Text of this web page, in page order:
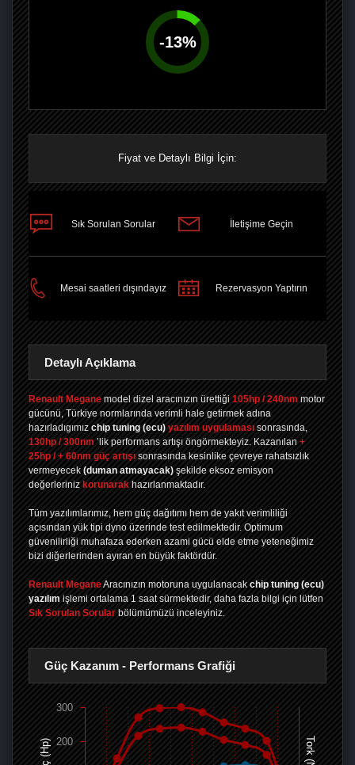
-13%
Fiyat ve Detaylı Bilgi İçin:
Sık Sorulan Sorular İletişime Geçin
Mesai saatleri dışındayız Rezervasyon Yaptırın
Detaylı Açıklama
Renault Megane model dizel aracınızın ürettiği 105hp / 240nm motor
gücünü, Türkiye normlarında verimli hale getirmek adına
hazırladıgımız chip tuning (ecu) yazılım uygulaması sonrasında,
130hp / 300nm ’lik performans artışı öngörmekteyiz. Kazanılan +
25hp / + 60nm güç artışı sonrasında kesinlike çevreye rahatsızlık
vermeyecek (duman atmayacak) şekilde eksoz emisyon
değerleriniz korunarak hazırlanmaktadır.
Tüm yazılımlarımız, hem güç dağıtımı hem de yakıt verimliliği
açısından yük tipi dyno üzerinde test edilmektedir. Optimum
güvenilirliği muhafaza ederken azami gücü elde etme yeteneğimiz
bizi diğerlerinden ayıran en büyük faktördür.
Renault MeganeAracınızın motoruna uygulanacak chip tuning (ecu)
yazılım işlemi ortalama 1 saat sürmektedir, daha fazla bilgi için lütfen
Sık Sorulan Sorular bölümümüzü inceleyiniz.
Güç Kazanım - Performans Grafiği
200
300